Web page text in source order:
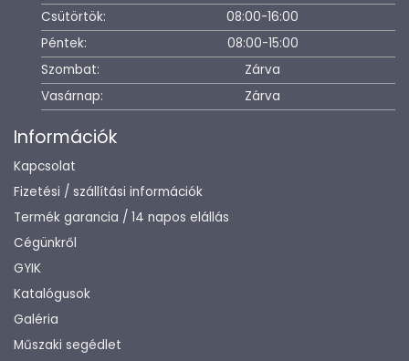
Csütörtök:
08:00-16:00
Péntek:
08:00-15:00
Szombat:
Zárva
Vasárnap:
Zárva
Információk
Kapcsolat
Fizetési / szállítási információk
Termék garancia / 14 napos elállás
Cégünkről
GYIK
Katalógusok
Galéria
Műszaki segédlet